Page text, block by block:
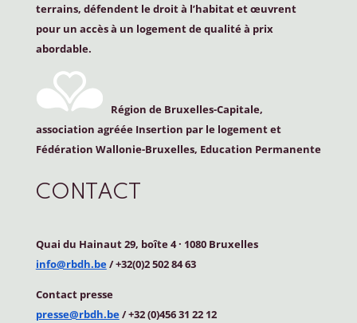
terrains, défendent le droit à l’habitat et œuvrent
pour un accès à un logement de qualité à prix
abordable.
Région de Bruxelles-Capitale,
association agréée Insertion par le logement et
Fédération Wallonie-Bruxelles, Education Permanente
CONTACT
Quai du Hainaut 29, boîte 4· 1080 Bruxelles
info@rbdh.be/ +32(0)2 502 84 63
Contact presse
presse@rbdh.be/ +32 (0)456 31 22 12